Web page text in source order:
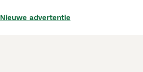
Nieuwe advertentie